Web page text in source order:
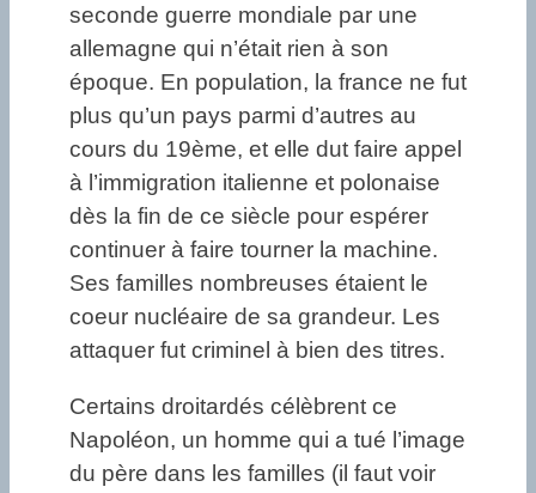
seconde guerre mondiale par une
allemagne qui n’était rien à son
époque. En population, la france ne fut
plus qu’un pays parmi d’autres au
cours du 19ème, et elle dut faire appel
à l’immigration italienne et polonaise
dès la fin de ce siècle pour espérer
continuer à faire tourner la machine.
Ses familles nombreuses étaient le
coeur nucléaire de sa grandeur. Les
attaquer fut criminel à bien des titres.
Certains droitardés célèbrent ce
Napoléon, un homme qui a tué l’image
du père dans les familles (il faut voir